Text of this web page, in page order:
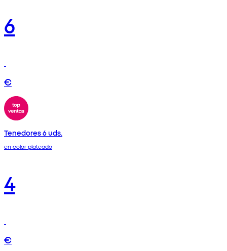
6
€
Tenedores 6 uds.
en color plateado
4
€